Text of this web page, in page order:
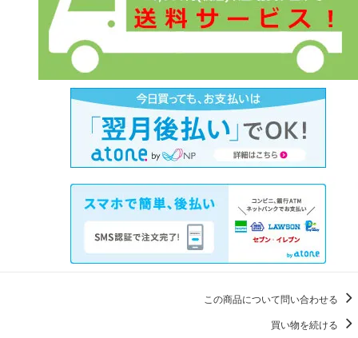
この商品について問い合わせる
買い物を続ける